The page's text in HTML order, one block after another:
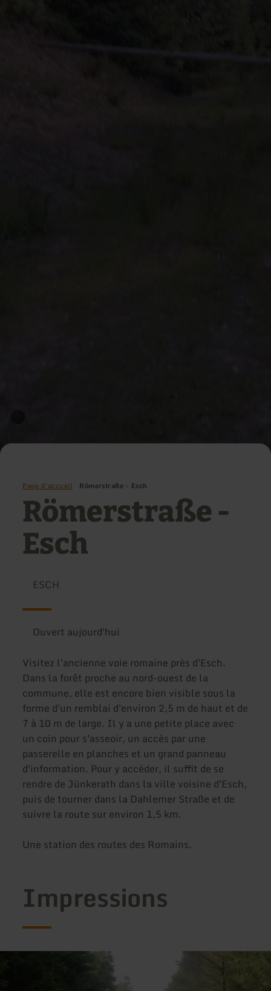
Page d'accueil Römerstraße - Esch
Römerstraße -
Esch
ESCH
Ouvert aujourd'hui
Visitez l'ancienne voie romaine près d'Esch.
Dans la forêt proche au nord-ouest de la
commune, elle est encore bien visible sous la
forme d'un remblai d'environ 2,5 m de haut et de
7 à 10 m de large. Il y a une petite place avec
un coin pour s'asseoir, un accès par une
passerelle en planches et un grand panneau
d'information. Pour y accéder, il suffit de se
rendre de Jünkerath dans la ville voisine d'Esch,
puis de tourner dans la Dahlemer Straße et de
suivre la route sur environ 1,5 km.
Une station des routes des Romains.
Impressions